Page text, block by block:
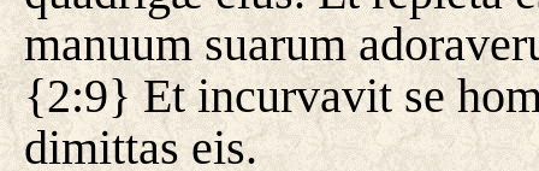
manuum suarum
{2:9} Et incurvavit se
dimittas eis.